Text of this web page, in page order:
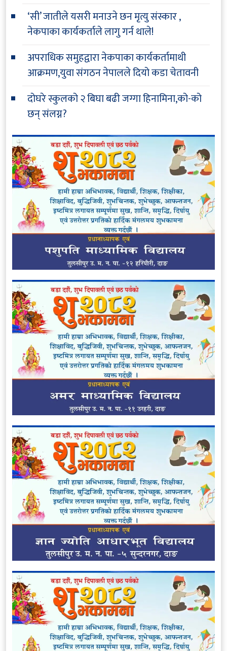
‘सी’ जातीले यसरी मनाउने छन मृत्यु संस्कार ,
नेकपाका कार्यकर्ताले लागु गर्न थाले!
अपराधिक समुहद्वारा नेकपाका कार्यकर्तामाथी
आक्रमण,युवा संगठन नेपालले दियो कडा चेतावनी
दोघरे स्कुलको २ बिघा बढी जग्गा हिनामिना,को-को
छन् संलग्न?